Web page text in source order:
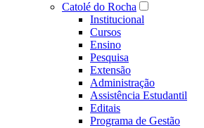
Catolé do Rocha
Institucional
Cursos
Ensino
Pesquisa
Extensão
Administração
Assistência Estudantil
Editais
Programa de Gestão